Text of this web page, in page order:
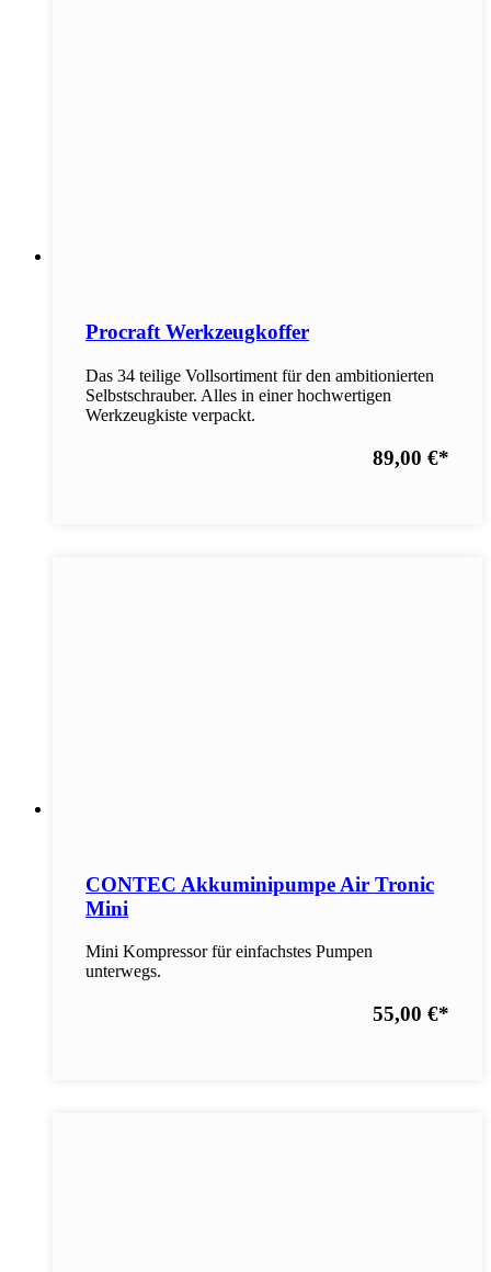
Procraft Werkzeugkoffer
Das 34 teilige Vollsortiment für den ambitionierten
Selbstschrauber. Alles in einer hochwertigen
Werkzeugkiste verpackt.
89,00 €*
CONTEC Akkuminipumpe Air Tronic
Mini
Mini Kompressor für einfachstes Pumpen
unterwegs.
55,00 €*